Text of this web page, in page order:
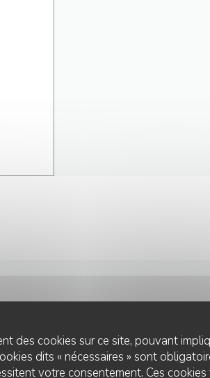
des cookies sur ce site, pouvant
dits « nécessaires » sont
votre consentement. Ces
désirez nous contacter ?
le formulaire ci-dessous !